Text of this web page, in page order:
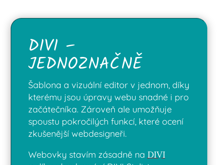
DIVI –
JEDNOZNAČNĚ
Šablona a vizuální editor v jednom, díky
kterému jsou úpravy webu snadné i pro
začátečníka. Zároveň ale umožňuje
spoustu pokročilých funkcí, které ocení
zkušenější webdesigneři.
Webovky stavím zásadně na DIVI